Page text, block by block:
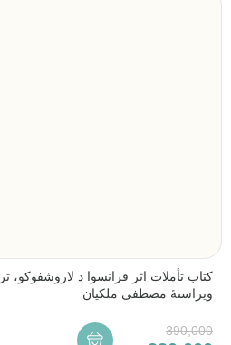
کتاب تأملات اثر فرانسوا د
ویراستۀ مصطفی ملکیان
390,000